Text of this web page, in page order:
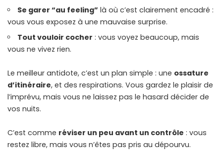
Se garer “au feeling” là où c’est clairement encadré :
vous vous exposez à une mauvaise surprise.
Tout vouloir cocher : vous voyez beaucoup, mais
vous ne vivez rien.
Le meilleur antidote, c’est un plan simple : une ossature
d’itinéraire, et des respirations. Vous gardez le plaisir de
l’imprévu, mais vous ne laissez pas le hasard décider de
vos nuits.
C’est comme réviser un peu avant un contrôle : vous
restez libre, mais vous n’êtes pas pris au dépourvu.